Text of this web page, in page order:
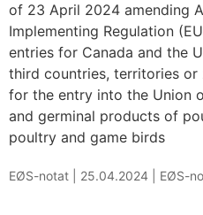
of 23 April 2024 amending
Implementing Regulation
entries for Canada and the
third countries, territories or
for the entry into the Union
and germinal products of
poultry and game birds
EØS-notat | 25.04.2024 EØS-